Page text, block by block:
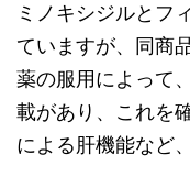
ミノキシジルとフ
ていますが、同商
薬の服用によって
載があり、これを
による肝機能など